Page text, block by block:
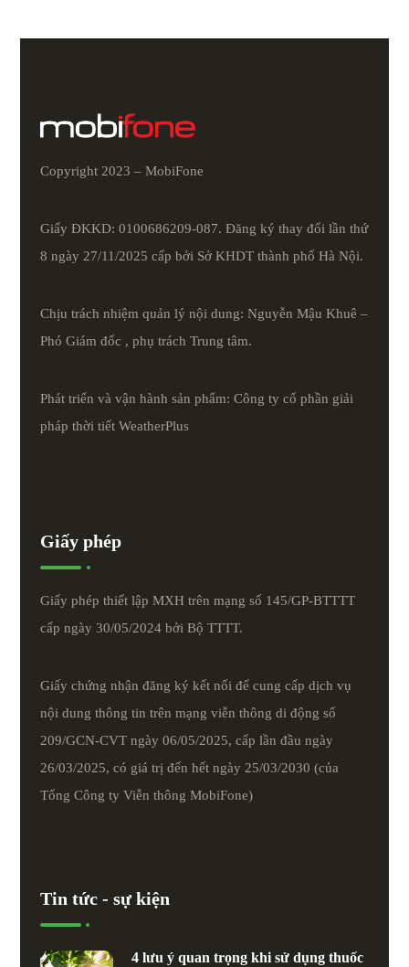
Copyright 2023 – MobiFone
Giấy ĐKKD: 0100686209-087. Đăng ký thay đổi lần thứ
8 ngày 27/11/2025 cấp bởi Sở KHDT thành phố Hà Nội.
Chịu trách nhiệm quản lý nội dung: Nguyễn Mậu Khuê –
Phó Giám đốc , phụ trách Trung tâm.
Phát triển và vận hành sản phẩm: Công ty cổ phần giải
pháp thời tiếtWeatherPlus
Giấy phép
Giấy phép thiết lập MXH trên mạng số 145/GP-BTTTT
cấp ngày 30/05/2024 bởi Bộ TTTT.
Giấy chứng nhận đăng ký kết nối để cung cấp dịch vụ
nội dung thông tin trên mạng viễn thông di động số
209/GCN-CVT ngày 06/05/2025, cấp lần đầu ngày
26/03/2025, có giá trị đến hết ngày 25/03/2030 (của
Tổng Công ty Viễn thông MobiFone)
Tin tức - sự kiện
4 lưu ý quan trọng khi sử dụng thuốc